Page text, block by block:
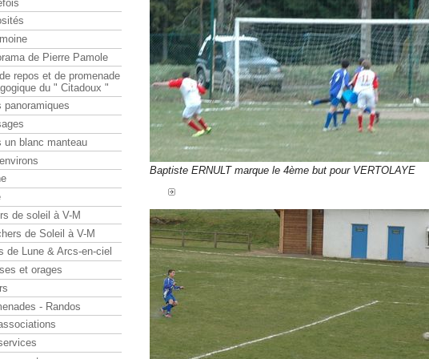
Baptiste ERNULT marque le 4ème but pour VERTOLAYE
de Pierre Pamole
repos et de promenade
du " Citadoux "
panoramiques
un blanc manteau
de soleil à V-M
de Soleil à V-M
de Lune & Arcs-en-ciel
et orages
- Randos